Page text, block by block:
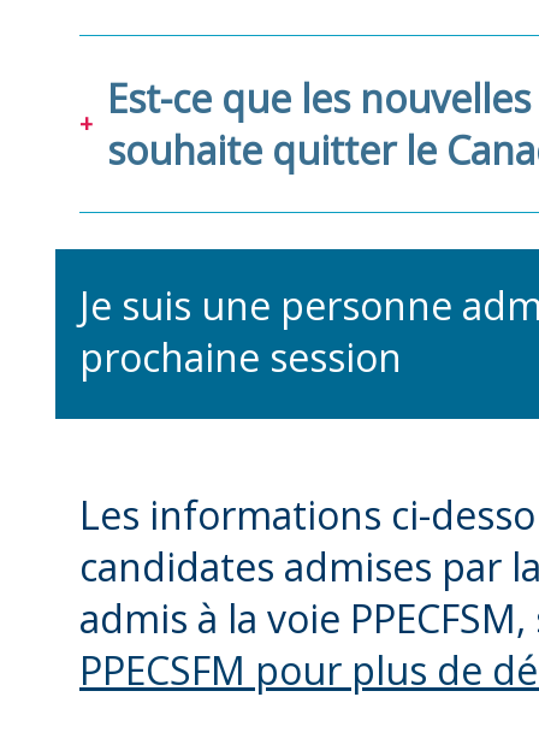
Est-ce que les
souhaite quitter le
Je suis une personne
prochaine session
Les informations ci-
candidates admises par
admis à la voie
PPECSFM pour plus de